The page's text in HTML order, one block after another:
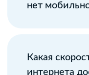
нет
Какая
интернета